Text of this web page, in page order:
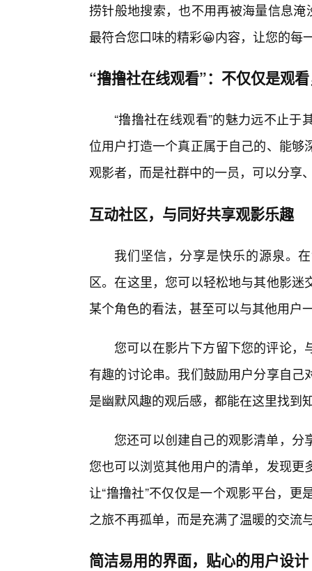
捞针般地搜索，也不用再被海量信息
最符合您口味的精彩😀内容，让您的每
“撸撸社在线观看”：不仅仅是观
“撸撸社在线观看”的魅力远不止
位用户打造一个真正属于自己的、能
观影者，而是社群中的一员，可以分享
互动社区，与同好共享观影乐趣
我们坚信，分享是快乐的源泉。
区。在这里，您可以轻松地与其他影
某个角色的看法，甚至可以与其他用户
您可以在影片下方留下您的评论，
有趣的讨论串。我们鼓励用户分享自
是幽默风趣的观后感，都能在这里找到
您还可以创建自己的观影清单，分
您也可以浏览其他用户的清单，发现
让“撸撸社”不仅仅是一个观影平台，
之旅不再孤单，而是充满了温暖的交流
简洁易用的界面，贴心的用户设计